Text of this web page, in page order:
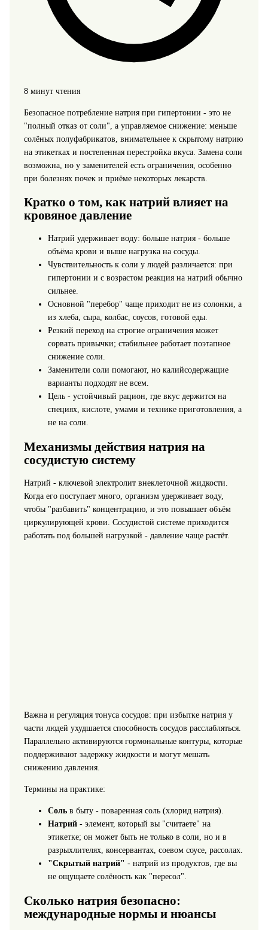
8 минут чтения
Безопасное потребление натрия при гипертонии - это не
"полный отказ от соли", а управляемое снижение: меньше
солёных полуфабрикатов, внимательнее к скрытому натрию
на этикетках и постепенная перестройка вкуса. Замена соли
возможна, но у заменителей есть ограничения, особенно
при болезнях почек и приёме некоторых лекарств.
Кратко о том, как натрий влияет на
кровяное давление
Натрий удерживает воду: больше натрия - больше
объёма крови и выше нагрузка на сосуды.
Чувствительность к соли у людей различается: при
гипертонии и с возрастом реакция на натрий обычно
сильнее.
Основной "перебор" чаще приходит не из солонки, а
из хлеба, сыра, колбас, соусов, готовой еды.
Резкий переход на строгие ограничения может
сорвать привычки; стабильнее работает поэтапное
снижение соли.
Заменители соли помогают, но калийсодержащие
варианты подходят не всем.
Цель - устойчивый рацион, где вкус держится на
специях, кислоте, умами и технике приготовления, а
не на соли.
Механизмы действия натрия на
сосудистую систему
Натрий - ключевой электролит внеклеточной жидкости.
Когда его поступает много, организм удерживает воду,
чтобы "разбавить" концентрацию, и это повышает объём
циркулирующей крови. Сосудистой системе приходится
работать под большей нагрузкой - давление чаще растёт.
Важна и регуляция тонуса сосудов: при избытке натрия у
части людей ухудшается способность сосудов расслабляться.
Параллельно активируются гормональные контуры, которые
поддерживают задержку жидкости и могут мешать
снижению давления.
Термины на практике:
Сольв быту - поваренная соль (хлорид натрия).
Натрий- элемент, который вы "считаете" на
этикетке; он может быть не только в соли, но и в
разрыхлителях, консервантах, соевом соусе, рассолах.
"Скрытый натрий" - натрий из продуктов, где вы
не ощущаете солёность как "пересол".
Сколько натрия безопасно:
международные нормы и нюансы